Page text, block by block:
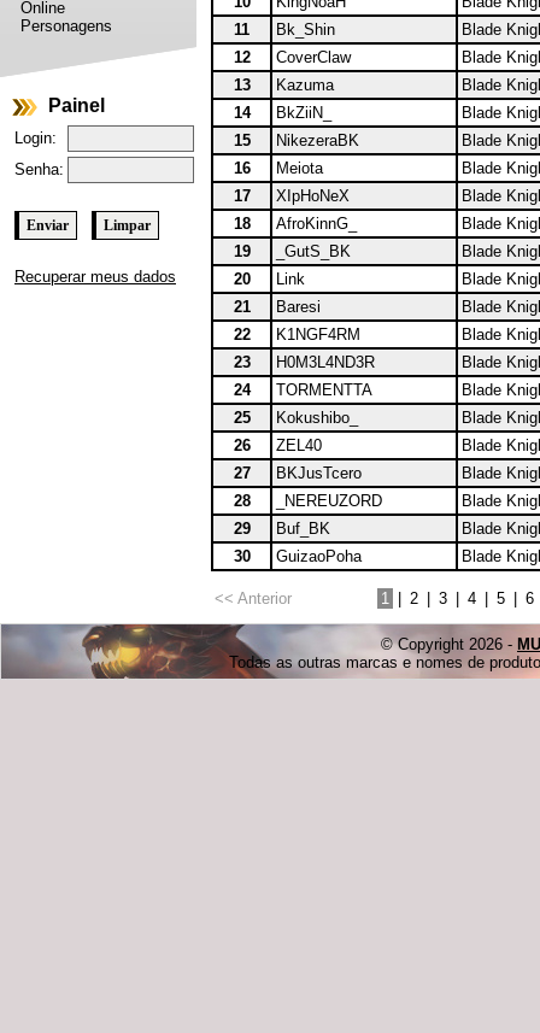
Online
Personagens
11
Bk_Shin
Blade
12
CoverClaw
Blade
13
Kazuma
Blade
14
BkZiiN_
Blade
15
NikezeraBK
Blade
16
Meiota
Blade
17
XIpHoNeX
Blade
18
AfroKinnG_
Blade
19
_GutS_BK
Blade
20
Link
Blade
21
Baresi
Blade
22
K1NGF4RM
Blade
23
H0M3L4ND3R
Blade
24
TORMENTTA
Blade
25
Kokushibo_
Blade
26
ZEL40
Blade
27
BKJusTcero
Blade
28
_NEREUZORD
Blade
29
Buf_BK
Blade
30
GuizaoPoha Blade
<< Anterior 1 2 3 4 5 6
Painel
Login:
Senha:
Recuperar meus dados
© Copyright 2026 -
Todas as outras marcas e nomes de